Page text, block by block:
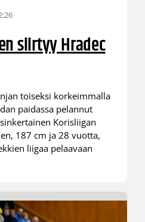
siirtyy Hradec
toiseksi korkeimmalla
paidassa pelannut
Korisliigan
187 cm ja 28 vuotta,
liigaa pelaavaan